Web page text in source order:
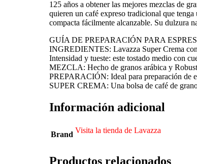
125 años a obtener las mejores mezclas de
quieren un café expreso tradicional que
compacta fácilmente alcanzable. Su dulzura
GUÍA DE PREPARACIÓN PARA
INGREDIENTES: Lavazza Super Crema
Intensidad y tueste: este tostado medio con
MEZCLA: Hecho de granos arábica y
PREPARACIÓN: Ideal para preparación de
SUPER CREMA: Una bolsa de café de
Información adicional
Brand Visita la tienda de Lavazza
Productos relacionados